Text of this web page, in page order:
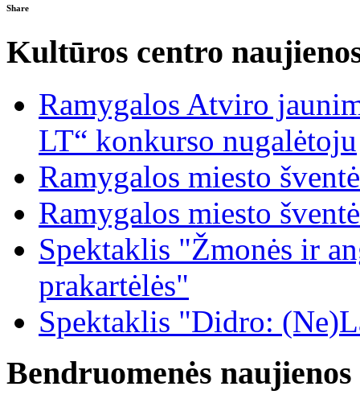
Share
Kultūros centro
Ramygalos Atviro
LT“ konkurso nugalėtoju
Ramygalos miesto šventė
Ramygalos miesto šventė
Spektaklis "Žmonės ir
prakartėlės"
Spektaklis "Didro:
Bendruomenės naujienos